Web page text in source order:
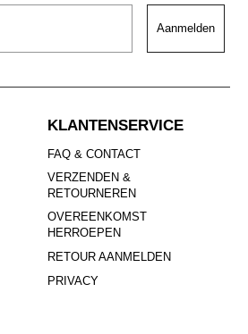
Aanmelden
KLANTENSERVICE
FAQ & CONTACT
VERZENDEN &
RETOURNEREN
OVEREENKOMST
HERROEPEN
RETOUR AANMELDEN
PRIVACY